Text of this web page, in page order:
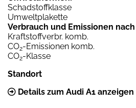
Schadstoffklasse
Umweltplakette
Verbrauch und Emissionen nach
Kraftstoffverbr. komb.
CO2-Emissionen komb.
CO2-Klasse
Standort
Details zum Audi A1 anzeigen